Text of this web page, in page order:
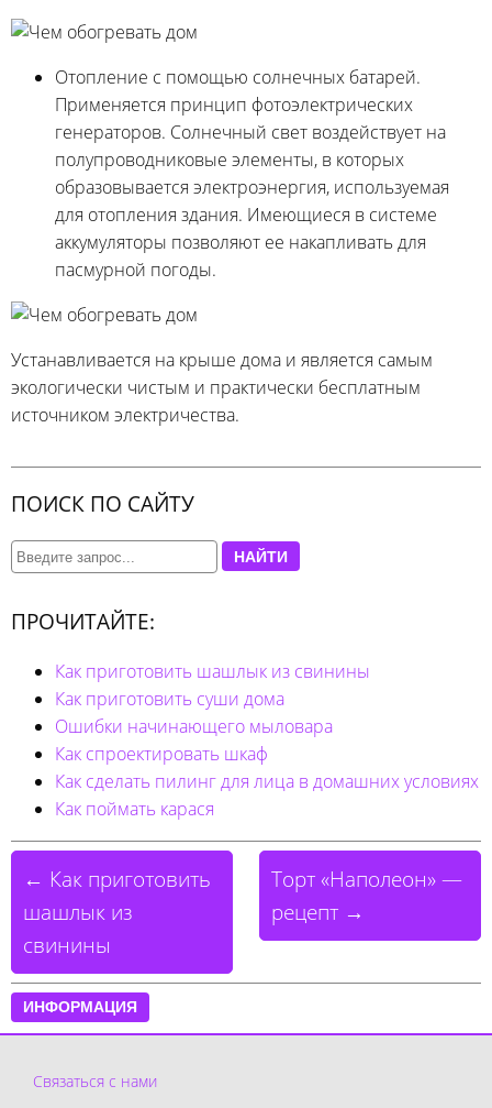
Отопление с помощью солнечных батарей.
Применяется принцип фотоэлектрических
генераторов. Солнечный свет воздействует на
полупроводниковые элементы, в которых
образовывается электроэнергия, используемая
для отопления здания. Имеющиеся в системе
аккумуляторы позволяют ее накапливать для
пасмурной погоды.
Устанавливается на крыше дома и является самым
экологически чистым и практически бесплатным
источником электричества.
ПОИСК ПО САЙТУ
НАЙТИ
ПРОЧИТАЙТЕ:
Как приготовить шашлык из свинины
Как приготовить суши дома
Ошибки начинающего мыловара
Как спроектировать шкаф
Как сделать пилинг для лица в домашних условиях
Как поймать карася
← Как приготовить
шашлык из
свинины
Торт «Наполеон» —
рецепт →
ИНФОРМАЦИЯ
Связаться с нами